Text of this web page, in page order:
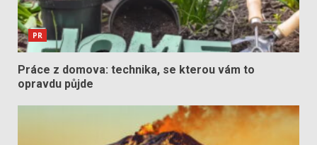
PR
Práce z domova: technika, se kterou vám to
opravdu půjde